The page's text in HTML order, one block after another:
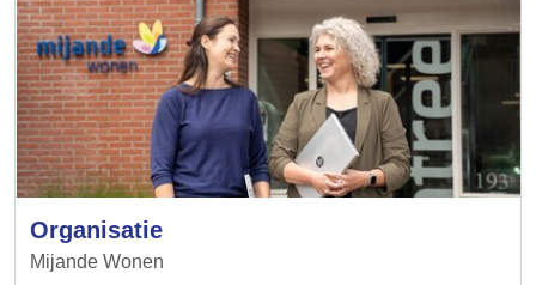
Organisatie
Mijande Wonen